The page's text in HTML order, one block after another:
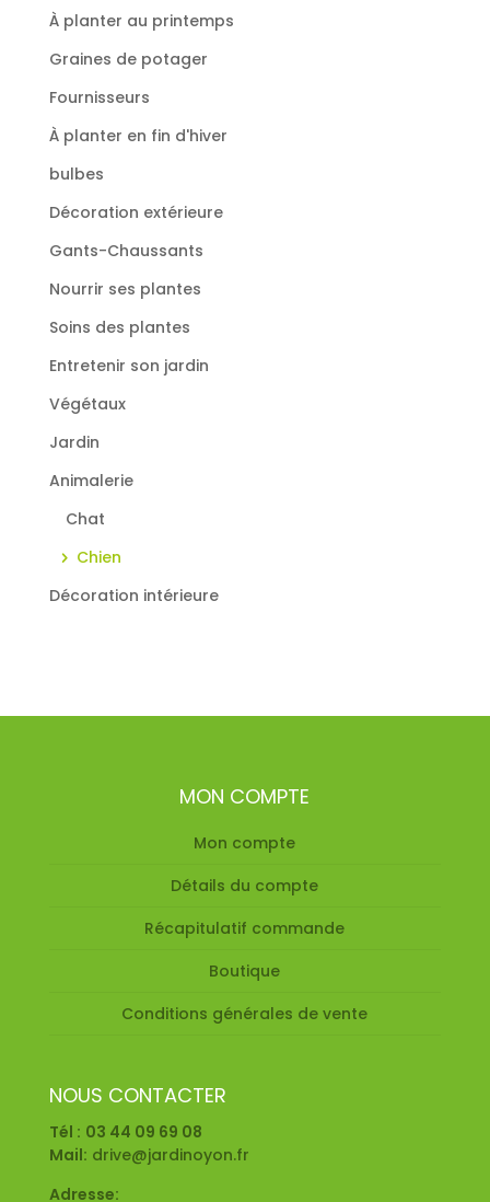
À planter au printemps
Graines de potager
Fournisseurs
À planter en fin d'hiver
bulbes
Décoration extérieure
Gants-Chaussants
Nourrir ses plantes
Soins des plantes
Entretenir son jardin
Végétaux
Jardin
Animalerie
Chat
Chien
Décoration intérieure
MON COMPTE
Mon compte
Détails du compte
Récapitulatif commande
Boutique
Conditions générales de vente
NOUS CONTACTER
Tél : 03 44 09 69 08
Mail: drive@jardinoyon.fr
Adresse: